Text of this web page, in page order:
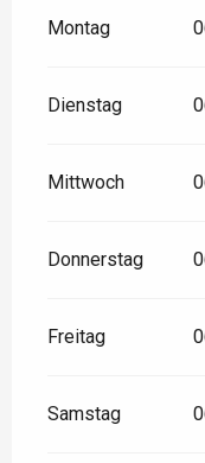
Montag
Dienstag
Mittwoch
Donnerstag
Freitag
Samstag